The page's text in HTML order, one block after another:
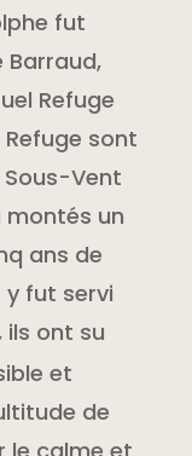
fut
Barraud,
Refuge
sont
Vent
montés un
ans de
y fut servi
ils ont su
et
de